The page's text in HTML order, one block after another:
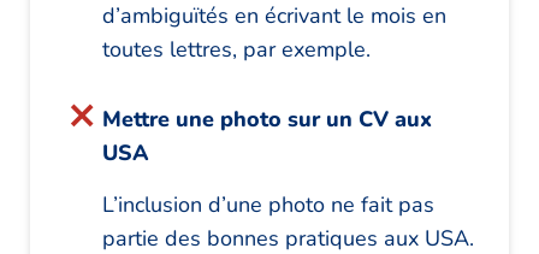
d’ambiguïtés en écrivant le mois en
toutes lettres, par exemple.
Mettre une photo sur un CV aux
USA
L’inclusion d’une photo ne fait pas
partie des bonnes pratiques aux USA.